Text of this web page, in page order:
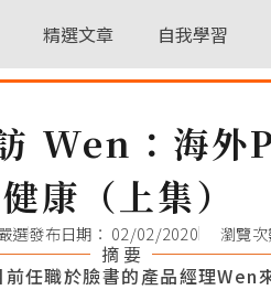
精選文章 自我學習
Wen：海外
康（上集）
選發布日期： 02/02/2020 瀏覽
摘 要
任職於臉書的產品經理Wen